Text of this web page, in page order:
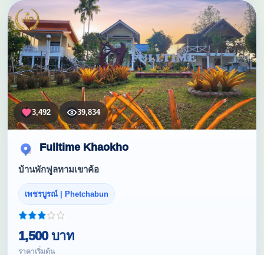
3,492 39,834
Fulltime Khaokho
บ้านพักฟูลทามเขาค้อ
เพชรบูรณ์ | Phetchabun
1,500 บาท
ราคาเริ่มต้น